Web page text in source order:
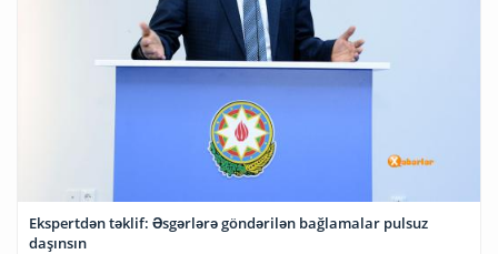
Ekspertdən təklif: Əsgərlərə göndərilən bağlamalar pulsuz
daşınsın